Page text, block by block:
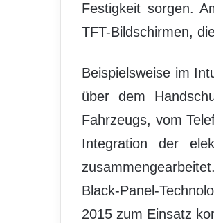
Festigkeit sorgen.
TFT-Bildschirmen,
Beispielsweise im
über dem
Fahrzeugs, vom
Integration der
Black-Panel-
2015 zum Einsatz